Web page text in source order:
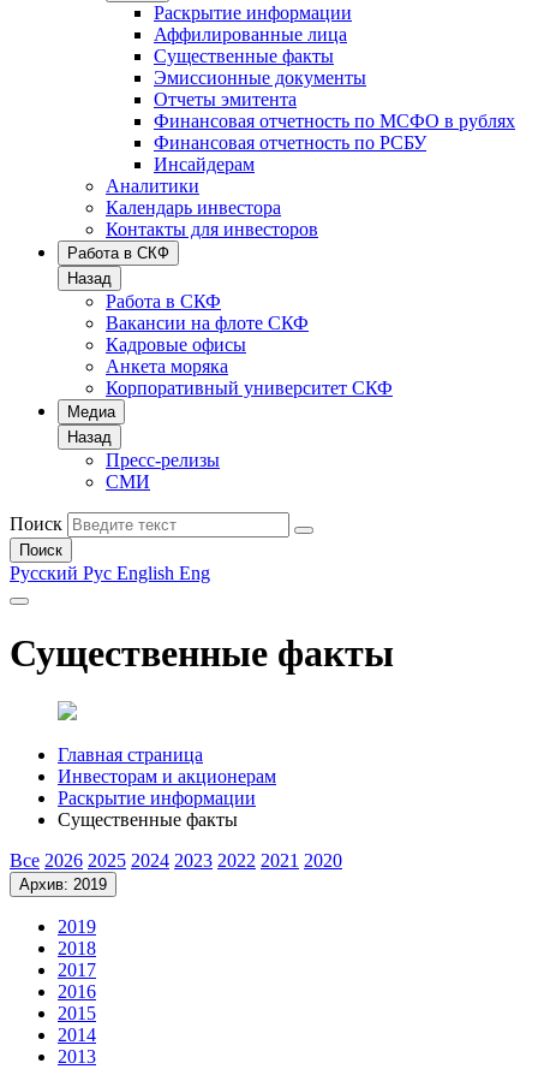
Раскрытие информации
Аффилированные лица
Существенные факты
Эмиссионные документы
Отчеты эмитента
Финансовая отчетность по МСФО в рублях
Финансовая отчетность по РСБУ
Инсайдерам
Аналитики
Календарь инвестора
Контакты для инвесторов
Работа в СКФ
Назад
Работа в СКФ
Вакансии на флоте СКФ
Кадровые офисы
Анкета моряка
Корпоративный университет СКФ
Медиа
Назад
Пресс-релизы
СМИ
Поиск
Поиск
Русский Рус English Eng
Существенные факты
Главная страница
Инвесторам и акционерам
Раскрытие информации
Существенные факты
Все 2026 2025 2024 2023 2022 2021 2020
Архив: 2019
2019
2018
2017
2016
2015
2014
2013